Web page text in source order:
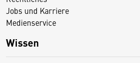
Jobs und Karriere
Medienservice
Wissen